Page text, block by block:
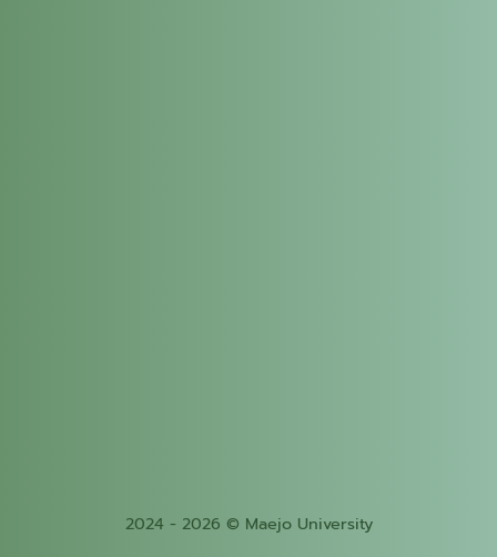
2024 - 2026 © Maejo University